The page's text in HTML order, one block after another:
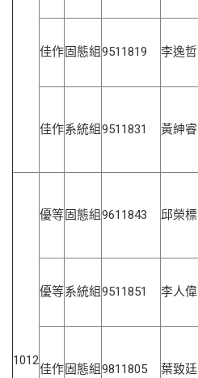
佳作 固態組9511819 李逸哲
佳作系統組9511831 黃紳睿
1012
優等 固態組9611843 邱榮標
優等系統組9511851 李人偉
佳作 固態組9811805 葉致廷